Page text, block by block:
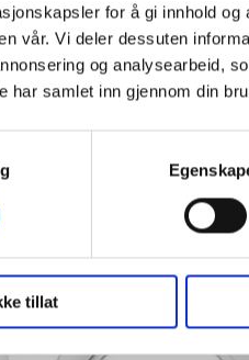
for å gi innhold
vår. Vi deler dessuten
og analysearbeid,
har samlet inn gjennom din
tillat